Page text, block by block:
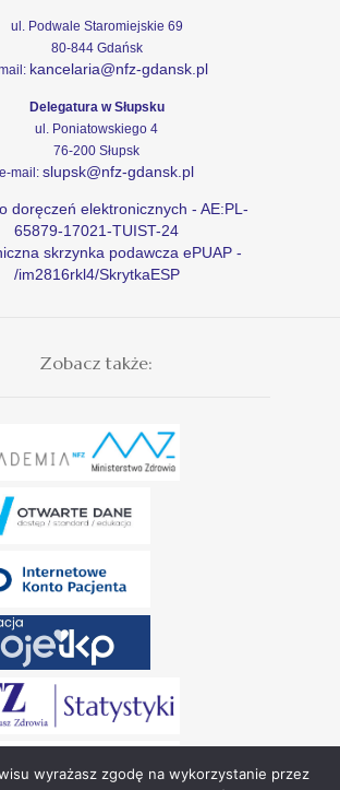
ul. Podwale Staromiejskie 69
80-844 Gdańsk
kancelaria@nfz-gdansk.pl
Delegatura w Słupsku
ul. Poniatowskiego 4
76-200 Słupsk
e-mail: slupsk@nfz-gdansk.pl
doręczeń elektronicznych - AE:PL-
65879-17021-TUIST-24
skrzynka podawcza ePUAP -
/im2816rkl4/SkrytkaESP
Zobacz także:
wyrażasz zgodę na wykorzystanie przez